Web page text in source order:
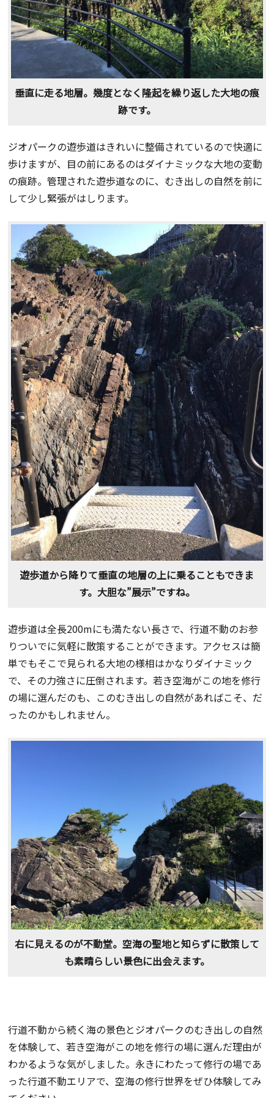
垂直に走る地層。幾度となく隆起を繰り返した大地の痕
跡です。
ジオパークの遊歩道はきれいに整備されているので快適に
歩けますが、目の前にあるのはダイナミックな大地の変動
の痕跡。管理された遊歩道なのに、むき出しの自然を前に
して少し緊張がはしります。
遊歩道から降りて垂直の地層の上に乗ることもできま
す。大胆な”展示”ですね。
遊歩道は全長200mにも満たない長さで、行道不動のお参
りついでに気軽に散策することができます。アクセスは簡
単でもそこで見られる大地の様相はかなりダイナミック
で、その力強さに圧倒されます。若き空海がこの地を修行
の場に選んだのも、このむき出しの自然があればこそ、だ
ったのかもしれません。
右に見えるのが不動堂。空海の聖地と知らずに散策して
も素晴らしい景色に出会えます。
行道不動から続く海の景色とジオパークのむき出しの自然
を体験して、若き空海がこの地を修行の場に選んだ理由が
わかるような気がしました。永きにわたって修行の場であ
った行道不動エリアで、空海の修行世界をぜひ体験してみ